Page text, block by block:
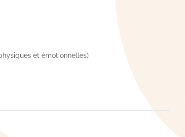
et émotionnelles)